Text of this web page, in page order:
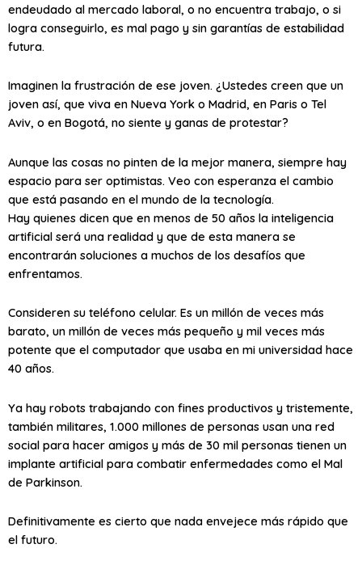
endeudado al mercado laboral, o no encuentra trabajo, o si
logra conseguirlo, es mal pago y sin garantías de estabilidad
futura.
Imaginen la frustración de ese joven. ¿Ustedes creen que un
joven así, que viva en Nueva York o Madrid, en Paris o Tel
Aviv, o en Bogotá, no siente y ganas de protestar?
Aunque las cosas no pinten de la mejor manera, siempre hay
espacio para ser optimistas. Veo con esperanza el cambio
que está pasando en el mundo de la tecnología.
Hay quienes dicen que en menos de 50 años la inteligencia
artificial será una realidad y que de esta manera se
encontrarán soluciones a muchos de los desafíos que
enfrentamos.
Consideren su teléfono celular. Es un millón de veces más
barato, un millón de veces más pequeño y mil veces más
potente que el computador que usaba en mi universidad hace
40 años.
Ya hay robots trabajando con fines productivos y tristemente,
también militares, 1.000 millones de personas usan una red
social para hacer amigos y más de 30 mil personas tienen un
implante artificial para combatir enfermedades como el Mal
de Parkinson.
Definitivamente es cierto que nada envejece más rápido que
el futuro.